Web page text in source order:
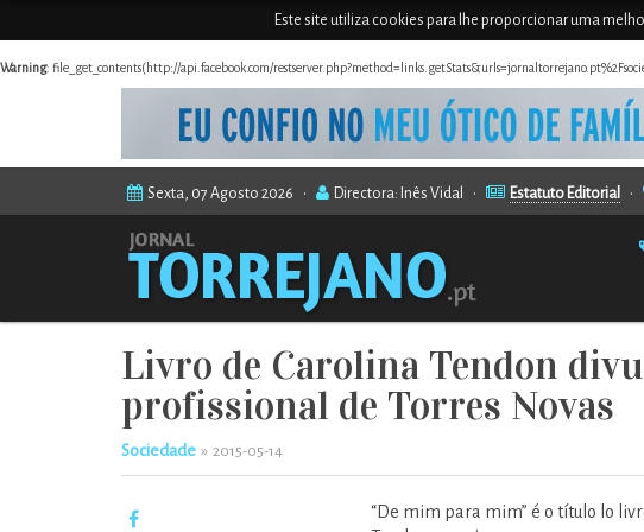
Este site utiliza cookies para lhe proporcionar uma
Warning: file_get_contents(http://api.facebook.com/
Sexta, 07 Agosto 2026 • Directora: Inês Vidal • Estatuto Editorial •
Livro de Carolina Tendon
profissional de Torres Novas
Sociedade » 2015-05-14
“De mim para mim” é o título lo